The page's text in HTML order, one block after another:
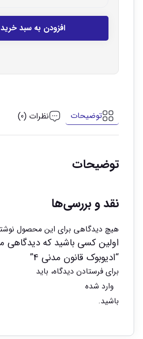
افزودن به سبد خرید
توضیحات نظرات (0)
توضیحات
نقد و بررسی‌ها
هیچ دیدگاهی برای این محصول
اولین کسی باشید که دیدگاهی
“ادیوبوک قانون مدنی 4”
برای فرستادن دیدگاه، باید
وارد شده
باشید.